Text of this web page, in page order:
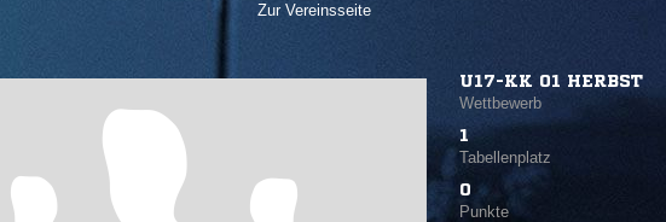
Zur Vereinsseite
U17-KK 01 HERBST
Wettbewerb
1
Tabellenplatz
0
Punkte